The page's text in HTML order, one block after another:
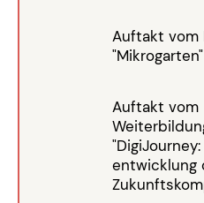
Auftakt vom
"Mikrogarten"
Auftakt vom
entwicklung